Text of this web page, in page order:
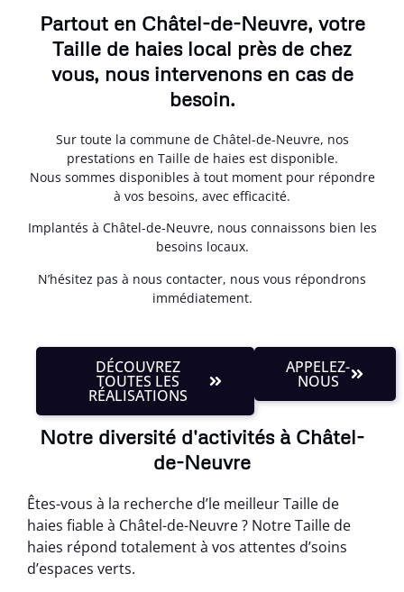
Partout en Châtel-de-Neuvre, votre
Taille de haies local près de chez
vous, nous intervenons en cas de
besoin.
Sur toute la commune de Châtel-de-Neuvre, nos
prestations en Taille de haies est disponible.
Nous sommes disponibles à tout moment pour répondre
à vos besoins, avec efficacité.
Implantés à Châtel-de-Neuvre, nous connaissons bien les
besoins locaux.
N’hésitez pas à nous contacter, nous vous répondrons
immédiatement.
DÉCOUVREZ
TOUTES LES
RÉALISATIONS
APPELEZ-
NOUS
Notre diversité d'activités à Châtel-
de-Neuvre
Êtes-vous à la recherche d’le meilleur Taille de
haies fiable à Châtel-de-Neuvre ? Notre Taille de
haies répond totalement à vos attentes d’soins
d’espaces verts.